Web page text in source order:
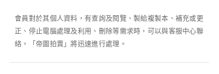
會員對於其個人資料，有查詢及閱覽、製給複製本、補充或更
正、停止電腦處理及利用、刪除等需求時，可以與客服中心聯
絡，「帝圖拍賣」將迅速進行處理。